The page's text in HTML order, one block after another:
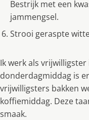
Bestrijk met een
jammengsel.
Strooi geraspte
Ik werk als
donderdagmiddag is
vrijwilligsters bakken
koffiemiddag. Deze
smaak.